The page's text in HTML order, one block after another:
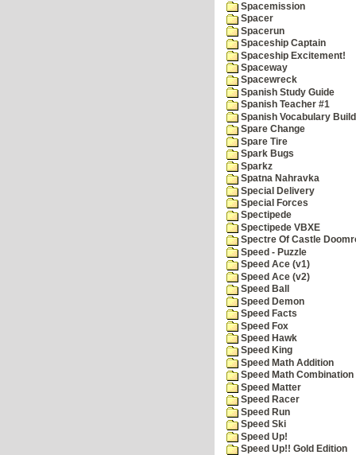
Spacemission
Spacer
Spacerun
Spaceship Captain
Spaceship Excitement!
Spaceway
Spacewreck
Spanish Study Guide
Spanish Teacher #1
Spanish Vocabulary
Spare Change
Spare Tire
Spark Bugs
Sparkz
Spatna Nahravka
Special Delivery
Special Forces
Spectipede
Spectipede VBXE
Spectre Of Castle
Speed - Puzzle
Speed Ace (v1)
Speed Ace (v2)
Speed Ball
Speed Demon
Speed Facts
Speed Fox
Speed Hawk
Speed King
Speed Math Addition
Speed Math Combination
Speed Matter
Speed Racer
Speed Run
Speed Ski
Speed Up!
Speed Up!! Gold Edition